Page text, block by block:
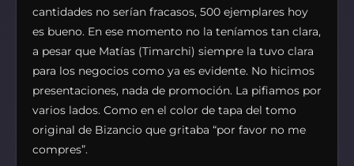
cantidades no serían fracasos, 500 ejemplares hoy
es bueno. En ese momento no la teníamos tan clara,
a pesar que Matías (Timarchi) siempre la tuvo clara
para los negocios como ya es evidente. No hicimos
presentaciones, nada de promoción. La pifiamos por
varios lados. Como en el color de tapa del tomo
original de Bizancio que gritaba “por favor no me
compres”.